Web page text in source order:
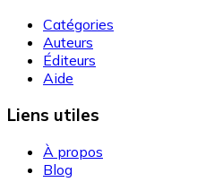
Catégories
Auteurs
Éditeurs
Aide
Liens utiles
À propos
Blog